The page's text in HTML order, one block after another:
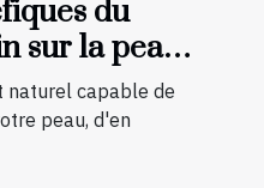
du
sur la peau :
à
naturel capable de
peau, d'en